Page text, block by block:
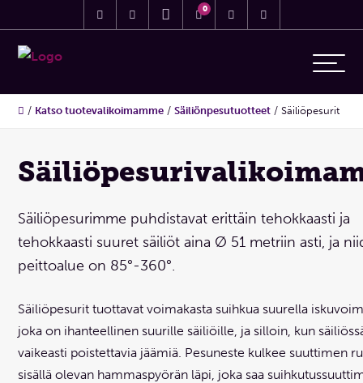
0
/ Katso tuotevalikoimamme /Säiliönpesutuotteet /Säiliöpesurit
Säiliöpesurimme puhdistavat erittäin tehokkaasti ja
tehokkaasti suuret säiliöt aina Ø 51 metriin asti, ja
peittoalue on 85°-360°.
Säiliöpesurit tuottavat voimakasta suihkua suurella
joka on ihanteellinen suurille säiliöille, ja silloin, kun
vaikeasti poistettavia jäämiä. Pesuneste kulkee suuttimen
sisällä olevan hammaspyörän läpi, joka saa